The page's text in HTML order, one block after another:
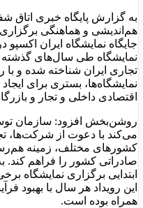
به گزارش پایگاه خبری اتاق
جایگاه نمایشگاه ایران
نمایشگاه طی سال‌های گذشته
تجاری ایران شناخته شده و با
نمایشگاه‌ها، بستری برای
اقتصادی داخلی و تجار و
روشن‌بخش افزود: سازمان
می‌کند با دعوت از شرکت‌ها،
کشورهای مختلف، زمینه
صادراتی کشور را فراهم کند.
ابتدایی برگزاری نمایشگاه
این رویداد هر سال با بهبود
همراه بوده است.